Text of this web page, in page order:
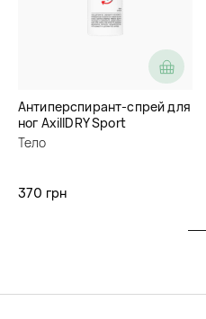
Антиперспирант-спрей для
ног AxillDRY Sport
Тело
370 грн